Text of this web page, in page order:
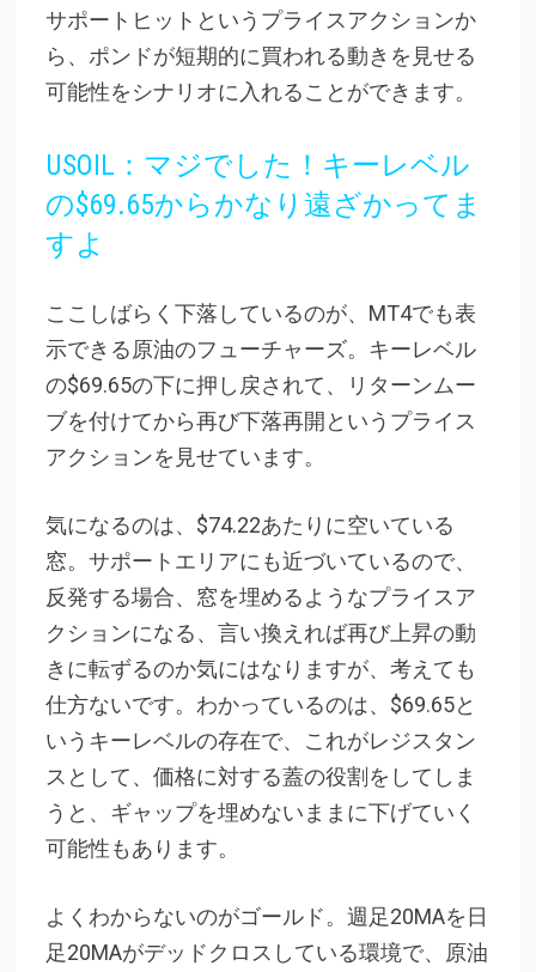
サポートヒットというプライスアクションか
ら、ポンドが短期的に買われる動きを見せる
可能性をシナリオに入れることができます。
USOIL：マジでした！キーレベル
の$69.65からかなり遠ざかってま
すよ
ここしばらく下落しているのが、MT4でも表
示できる原油のフューチャーズ。キーレベル
の$69.65の下に押し戻されて、リターンムー
ブを付けてから再び下落再開というプライス
アクションを見せています。
気になるのは、$74.22あたりに空いている
窓。サポートエリアにも近づいているので、
反発する場合、窓を埋めるようなプライスア
クションになる、言い換えれば再び上昇の動
きに転ずるのか気にはなりますが、考えても
仕方ないです。わかっているのは、$69.65と
いうキーレベルの存在で、これがレジスタン
スとして、価格に対する蓋の役割をしてしま
うと、ギャップを埋めないままに下げていく
可能性もあります。
よくわからないのがゴールド。週足20MAを日
足20MAがデッドクロスしている環境で、原油